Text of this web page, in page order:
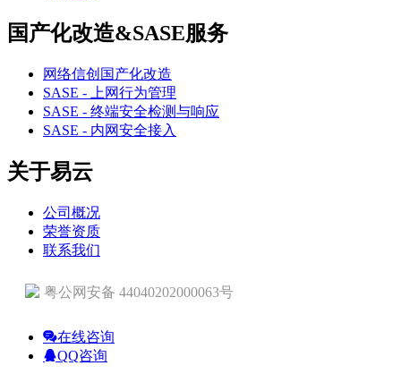
国产化改造&SASE服务
网络信创国产化改造
SASE - 上网行为管理
SASE - 终端安全检测与响应
SASE - 内网安全接入
关于易云
公司概况
荣誉资质
联系我们
粤公网安备 44040202000063号
在线咨询
QQ咨询